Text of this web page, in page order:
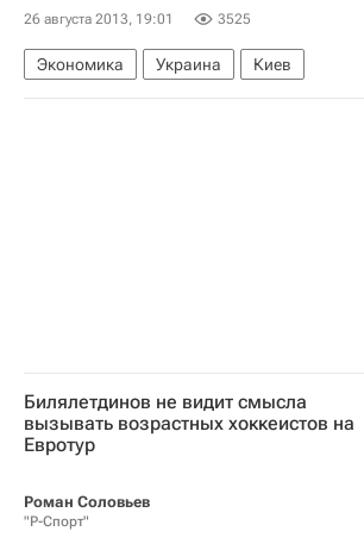
26 августа 2013, 19:01 3525
Экономика Украина
Киев
Московская область (Подмосковье)
Билялетдинов не видит смысла
вызывать возрастных хоккеистов на
Евротур
Роман Соловьев
"Р-Спорт"